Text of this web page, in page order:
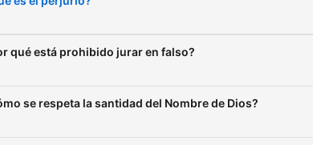
qué está prohibido jurar en falso?
se respeta la santidad del Nombre de Dios?